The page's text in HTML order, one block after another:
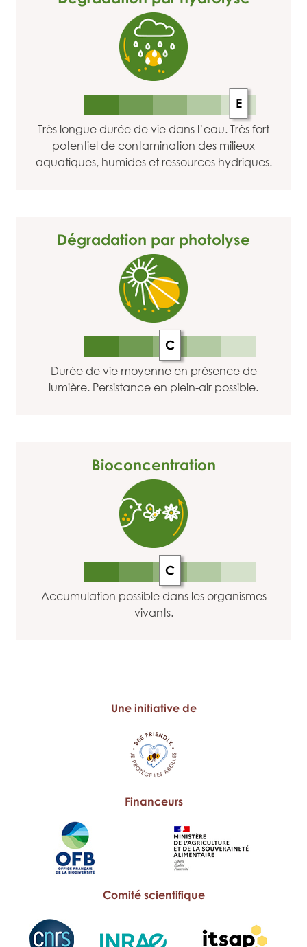
E
Très longue durée de vie dans l’eau. Très fort
potentiel de contamination des milieux
aquatiques, humides et ressources hydriques.
Dégradation par photolyse
C
Durée de vie moyenne en présence de
lumière. Persistance en plein-air possible.
Bioconcentration
C
Accumulation possible dans les organismes
vivants.
Une initiative de
Financeurs
Comité scientifique